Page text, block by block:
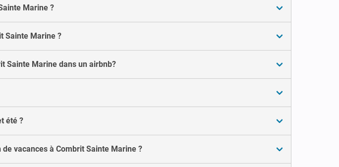
Marine ?
Sainte Marine ?
Sainte Marine dans un airbnb?
été ?
vacances à Combrit Sainte Marine ?